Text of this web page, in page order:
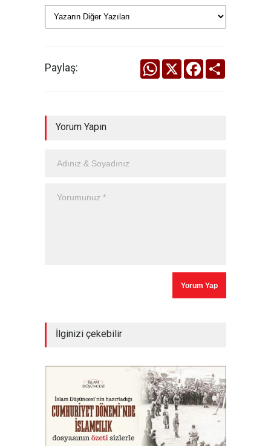
Paylaş: WhatsApp
X Facebook
Yorum Yapın
İlginizi çekebilir